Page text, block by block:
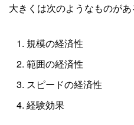
大きくは次のようなものがあ
規模の経済性
範囲の経済性
スピードの経済性
経験効果